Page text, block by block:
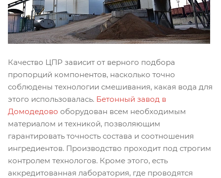
Качество ЦПР зависит от верного подбора
пропорций компонентов, насколько точно
соблюдены технологии смешивания, какая вода для
этого использовалась. Бетонный завод в
Домодедово оборудован всем необходимым
материалом и техникой, позволяющим
гарантировать точность состава и соотношения
ингредиентов. Производство проходит под строгим
контролем технологов. Кроме этого, есть
аккредитованная лаборатория, где проводятся